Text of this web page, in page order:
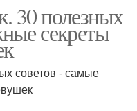
30 полезных
секреты
советов - самые